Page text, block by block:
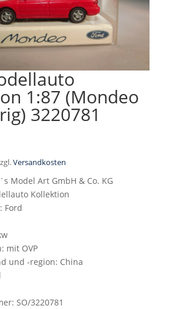
1:87 (Mondeo
3220781
Versandkosten
Model Art GmbH & Co. KG
Kollektion
Ford
mit OVP
und -region: China
SO/3220781